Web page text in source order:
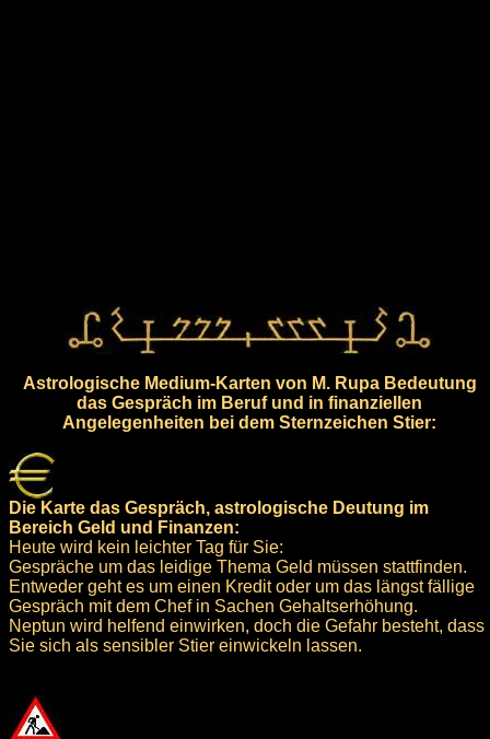
Astrologische Medium-Karten von M. Rupa Bedeutung
das Gespräch im Beruf und in finanziellen
Angelegenheiten bei dem Sternzeichen Stier:
Die Karte das Gespräch, astrologische Deutung im
Bereich Geld und Finanzen:
Heute wird kein leichter Tag für Sie:
Gespräche um das leidige Thema Geld müssen stattfinden.
Entweder geht es um einen Kredit oder um das längst fällige
Gespräch mit dem Chef in Sachen Gehaltserhöhung.
Neptun wird helfend einwirken, doch die Gefahr besteht, dass
Sie sich als sensibler Stier einwickeln lassen.